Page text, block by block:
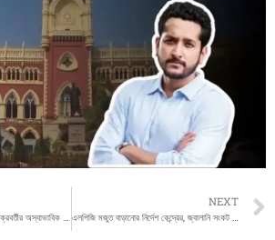
জনপ্রিয় কনটেন্ট ক্রিয়েটর সায়নী চক্রবর্তীর অস্বাভাবিক মৃত্যু, শোকস্তব্ধ অনুরাগীরা
NEXT
এলপিজি মজুত বাড়ানোর নির্দেশ কেন্দ্রের, জ্বালানি সংকট মোকাবিলায় তৎপর সরকার